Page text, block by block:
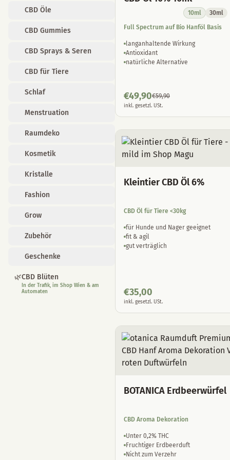
CBD Öle
CBD Gummies
CBD Sprays & Seren
CBD für Tiere
Schlaf
Menstruation
Raumdeko
Kosmetik
Kristalle
Fashion
Grow
Zubehör
Geschenke
🌿CBD Blüten
In der Trafik, im Shop Wien & am
Automaten
10ml
30ml
Full Spectrum auf Bio Hanföl Basis
langanhaltende Wirkung
Antioxidant
natürliche Alternative
€49,90€59,90
inkl. gesetzl. USt.
Kleintier CBD Öl 6%
CBD Öl für Tiere <30kg
für Hunde und Nager geeignet
fit & agil
gut verträglich
€35,00
inkl. gesetzl. USt.
BOTANICA Erdbeerwürfel
CBD Aroma Dekoration
Unter 0,2% THC
Fruchtiger Erdbeerduft
Nicht zum Verzehr